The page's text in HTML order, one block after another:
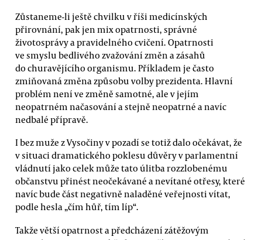
Zůstaneme-li ještě chvilku v říši medicínských
přirovnání, pak jen mix opatrnosti, správné
životosprávy a pravidelného cvičení. Opatrnosti
ve smyslu bedlivého zvažování změn a zásahů
do churavějícího organismu. Příkladem je často
zmiňovaná změna způsobu volby prezidenta. Hlavní
problém není ve změně samotné, ale v jejím
neopatrném načasování a stejně neopatrné a navíc
nedbalé přípravě.
I bez muže z Vysočiny v pozadí se totiž dalo očekávat, že
v situaci dramatického poklesu důvěry v parlamentní
vládnutí jako celek může tato úlitba rozzlobenému
občanstvu přinést neočekávané a nevítané otřesy, které
navíc bude část negativně naladěné veřejnosti vítat,
podle hesla „čím hůř, tím líp“.
Takže větší opatrnost a předcházení zátěžovým